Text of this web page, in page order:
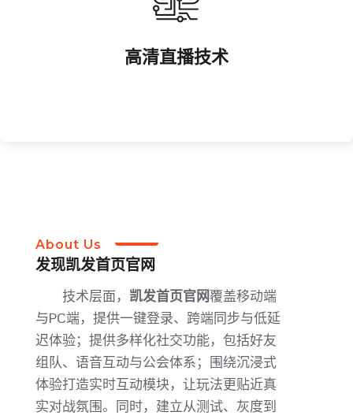
高清直播技术
采用 4K 超高清直播设备与低延迟传输技术，保障观赛流
About Us
发现凯发首页官网
技术层面， 凯发首页官网覆盖移动端
与PC端，提供一键登录、跨端同步与低延
迟体验；提供多样化社交功能，包括好友
组队、语音互动与公会体系；围绕沉浸式
体验打造实时互动模块，让玩法更贴近真
实对战氛围。同时，建立从测试、灰度到